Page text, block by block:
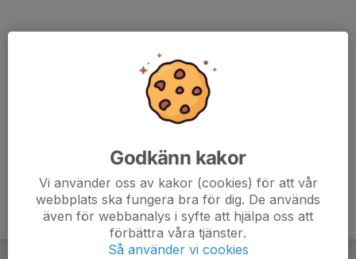
Godkänn kakor
Vi använder oss av kakor (cookies) för att vår
webbplats ska fungera bra för dig. De används
även för webbanalys i syfte att hjälpa oss att
förbättra våra tjänster.
Så använder vi cookies